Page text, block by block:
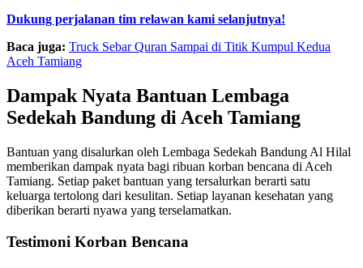
Dukung perjalanan tim relawan kami selanjutnya!
Baca juga: Truck Sebar Quran Sampai di Titik Kumpul Kedua
Aceh Tamiang
Dampak Nyata Bantuan Lembaga
Sedekah Bandung di Aceh Tamiang
Bantuan yang disalurkan oleh Lembaga Sedekah Bandung Al Hilal
memberikan dampak nyata bagi ribuan korban bencana di Aceh
Tamiang. Setiap paket bantuan yang tersalurkan berarti satu
keluarga tertolong dari kesulitan. Setiap layanan kesehatan yang
diberikan berarti nyawa yang terselamatkan.
Testimoni Korban Bencana